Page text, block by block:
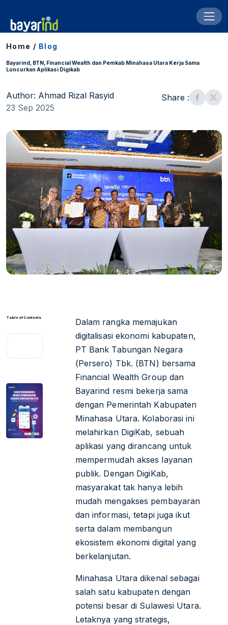
Home / Blog
Bayarind, BTN, Financial Wealth dan Pemkab Minahasa Utara Kerja Sama
Luncurkan Aplikasi Digikab
Author: Ahmad Rizal Rasyid
23 Sep 2025
Share :
Table of Contents
Dalam rangka memajukan
digitalisasi ekonomi kabupaten,
PT Bank Tabungan Negara
(Persero) Tbk. (BTN) bersama
Financial Wealth Group dan
Bayarind resmi bekerja sama
dengan Pemerintah Kabupaten
Minahasa Utara. Kolaborasi ini
melahirkan DigiKab, sebuah
aplikasi yang dirancang untuk
mempermudah akses layanan
publik. Dengan DigiKab,
masyarakat tak hanya lebih
mudah mengakses pembayaran
dan informasi, tetapi juga ikut
serta dalam membangun
ekosistem ekonomi digital yang
berkelanjutan.
Minahasa Utara dikenal sebagai
salah satu kabupaten dengan
potensi besar di Sulawesi Utara.
Letaknya yang strategis,